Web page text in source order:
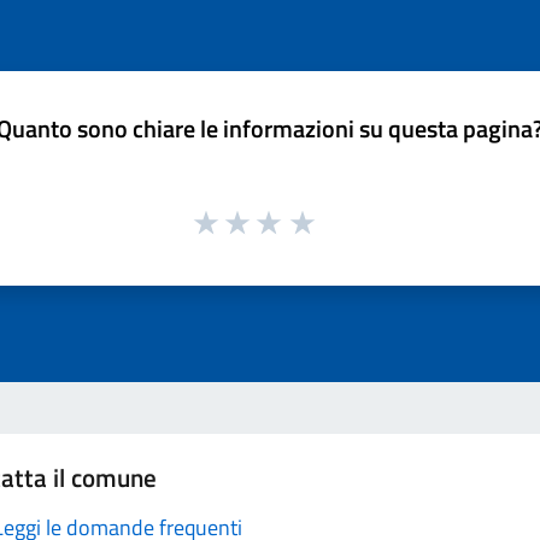
sono chiare le informazioni su questa
il comune
le domande frequenti